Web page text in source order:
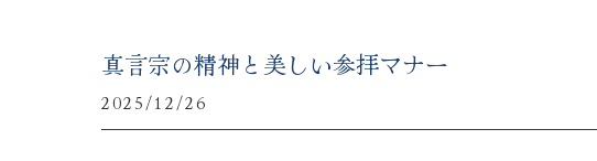
真言宗の精神と美しい参拝マナー
2025/12/26